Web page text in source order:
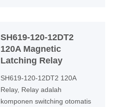
SH619-120-12DT2
120A Magnetic
Latching Relay
SH619-120-12DT2 120A
Relay, Relay adalah
komponen switching otomatis